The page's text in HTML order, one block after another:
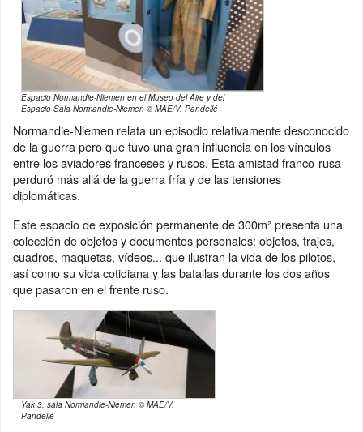
Espacio Normandie-Niemen en el Museo del Aire y del
Espacio Sala Normandie-Niemen © MAE/V. Pandellé
Normandie-Niemen relata un episodio relativamente desconocido
de la guerra pero que tuvo una gran influencia en los vínculos
entre los aviadores franceses y rusos. Esta amistad franco-rusa
perduró más allá de la guerra fría y de las tensiones
diplomáticas.
Este espacio de exposición permanente de 300m² presenta una
colección de objetos y documentos personales: objetos, trajes,
cuadros, maquetas, vídeos... que ilustran la vida de los pilotos,
así como su vida cotidiana y las batallas durante los dos años
que pasaron en el frente ruso.
Yak 3, sala Normandie-Niemen © MAE/V.
Pandellé